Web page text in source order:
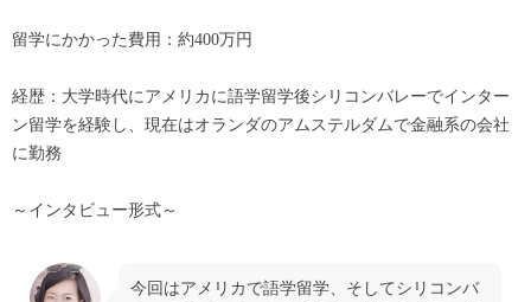
留学にかかった費用：約400万円
経歴：大学時代にアメリカに語学留学後シリコンバレーでインター
ン留学を経験し、現在はオランダのアムステルダムで金融系の会社
に勤務
～インタビュー形式～
今回はアメリカで語学留学、そしてシリコンバ